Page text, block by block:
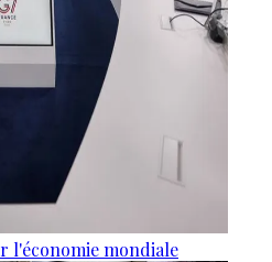
l'économie mondiale